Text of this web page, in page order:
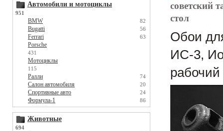
Автомобили и мотоциклы
951
BMW 82
Bugatti 56
Ferrari 63
Porsche
431
Мотоциклы
115
Ралли 74
Салон автомобиля 20
Спортивные авто 24
Формула-1 86
Животные
694
советский
стол
Обои
ИС-3,
рабочий